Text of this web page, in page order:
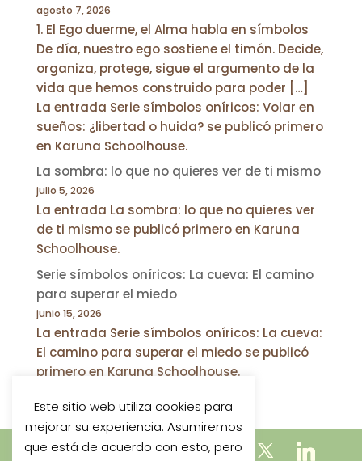
agosto 7, 2026
1. El Ego duerme, el Alma habla en símbolos
De día, nuestro ego sostiene el timón. Decide,
organiza, protege, sigue el argumento de la
vida que hemos construido para poder […]
La entrada Serie símbolos oníricos: Volar en
sueños: ¿libertad o huida? se publicó primero
en Karuna Schoolhouse.
La sombra: lo que no quieres ver de ti mismo
julio 5, 2026
La entrada La sombra: lo que no quieres ver
de ti mismo se publicó primero en Karuna
Schoolhouse.
Serie símbolos oníricos: La cueva: El camino
para superar el miedo
junio 15, 2026
La entrada Serie símbolos oníricos: La cueva:
El camino para superar el miedo se publicó
primero en Karuna Schoolhouse.
Este sitio web utiliza cookies para
mejorar su experiencia. Asumiremos
que está de acuerdo con esto, pero